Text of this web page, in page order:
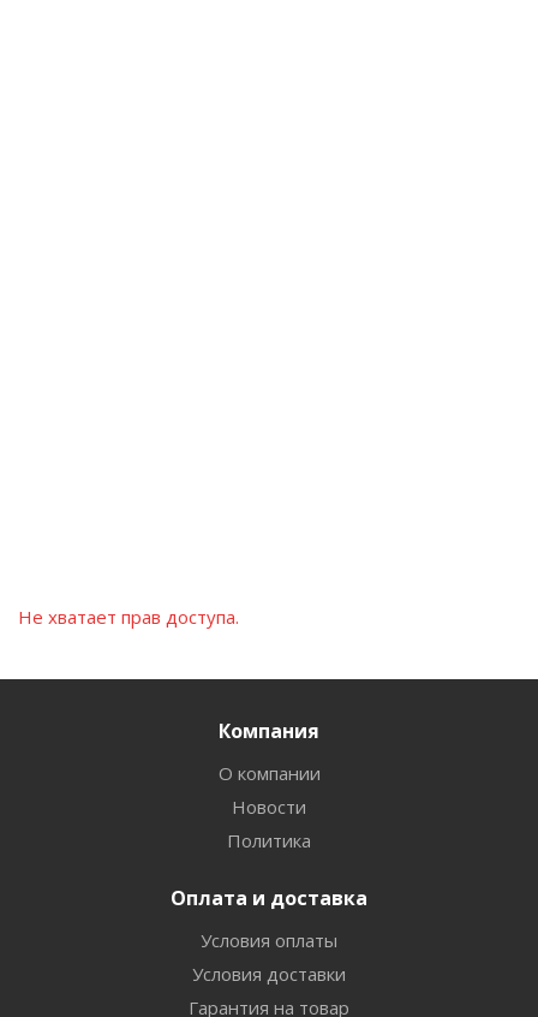
Не хватает прав доступа.
Компания
О компании
Новости
Политика
Оплата и доставка
Условия оплаты
Условия доставки
Гарантия на товар